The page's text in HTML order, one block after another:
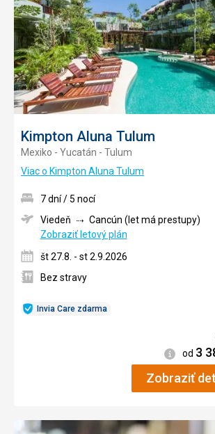
Kimpton Aluna Tulum
Mexiko - Yucatán - Tulum
Viac o Kimpton Aluna Tulum
Invia Care zdarma
7 dní / 5 nocí
Viedeň
Cancún (let má prestupy)
Zobraziť letový plán
št 27.8. - st 2.9.2026
Bez stravy
od 3
Zobraziť